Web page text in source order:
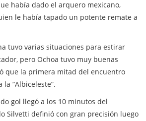
había dado el arquero mexicano,
le había tapado un potente remate a
tuvo varias situaciones para estirar
pero Ochoa tuvo muy buenas
que la primera mitad del encuentro
“Albiceleste”.
gol llegó a los 10 minutos del
Silvetti definió con gran precisión luego